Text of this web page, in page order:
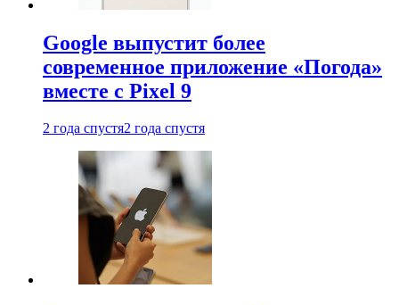
Google выпустит более
современное приложение «Погода»
вместе с Pixel 9
2 года спустя2 года спустя